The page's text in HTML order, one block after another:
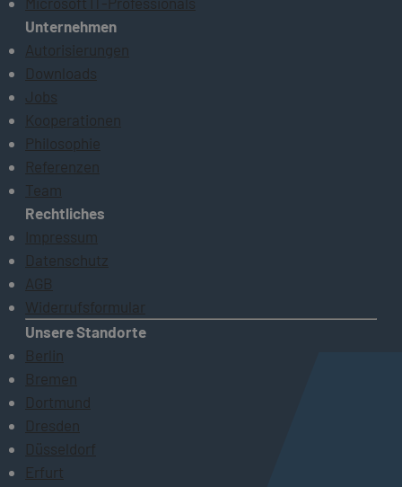
Unternehmen
Autorisierungen
Downloads
Jobs
Kooperationen
Philosophie
Referenzen
Team
Rechtliches
Impressum
Datenschutz
AGB
Widerrufsformular
Unsere Standorte
Berlin
Bremen
Dortmund
Dresden
Düsseldorf
Erfurt